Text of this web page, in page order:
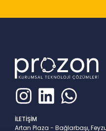
İLETİŞİM
Artan Plaza - Bağlarbaşı,